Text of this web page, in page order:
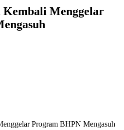
Kembali Menggelar
Program BHPN Mengasuh